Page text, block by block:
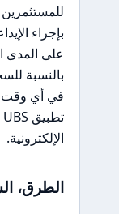
بإجراء
على المدى
بالنسبة
في أي وقت
الإلكترونية.
الطرق،